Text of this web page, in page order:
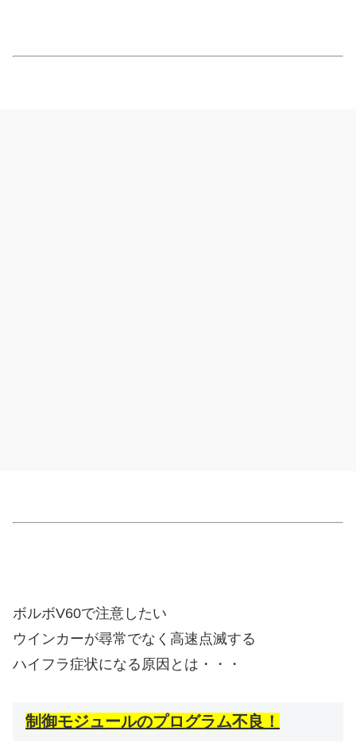
ボルボV60で注意したい
ウインカーが尋常でなく高速点滅する
ハイフラ症状になる原因とは・・・
制御モジュールのプログラム不良！